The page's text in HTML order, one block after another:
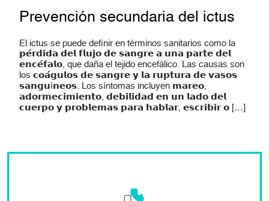
Prevención secundaria del ictus
El ictus se puede definir en términos sanitarios como la
𝗽𝗲́𝗿𝗱𝗶𝗱𝗮 𝗱𝗲𝗹 𝗳𝗹𝘂𝗷𝗼 𝗱𝗲 𝘀𝗮𝗻𝗴𝗿𝗲 𝗮 𝘂𝗻𝗮 𝗽𝗮𝗿𝘁𝗲 𝗱𝗲𝗹
𝗲𝗻𝗰𝗲́𝗳𝗮𝗹𝗼, que daña el tejido encefálico. Las causas son
los 𝗰𝗼𝗮́𝗴𝘂𝗹𝗼𝘀 𝗱𝗲 𝘀𝗮𝗻𝗴𝗿𝗲 𝘆 𝗹𝗮 𝗿𝘂𝗽𝘁𝘂𝗿𝗮 𝗱𝗲 𝘃𝗮𝘀𝗼𝘀
𝘀𝗮𝗻𝗴𝘂í𝗻𝗲𝗼𝘀. Los síntomas incluyen 𝗺𝗮𝗿𝗲𝗼,
𝗮𝗱𝗼𝗿𝗺𝗲𝗰𝗶𝗺𝗶𝗲𝗻𝘁𝗼, 𝗱𝗲𝗯𝗶𝗹𝗶𝗱𝗮𝗱 𝗲𝗻 𝘂𝗻 𝗹𝗮𝗱𝗼 𝗱𝗲𝗹
𝗰𝘂𝗲𝗿𝗽𝗼 𝘆 𝗽𝗿𝗼𝗯𝗹𝗲𝗺𝗮𝘀 𝗽𝗮𝗿𝗮 𝗵𝗮𝗯𝗹𝗮𝗿, 𝗲𝘀𝗰𝗿𝗶𝗯𝗶𝗿 𝗼 […]